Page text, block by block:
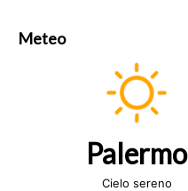
Meteo
Palermo
Cielo sereno